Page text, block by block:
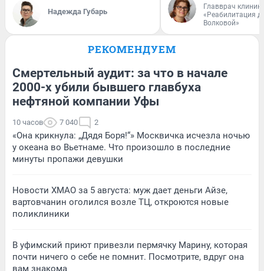
Надежда Губарь
Главврач
«Реабилитация
Волковой»
РЕКОМЕНДУЕМ
Смертельный аудит: за что в начале
2000-х убили бывшего главбуха
нефтяной компании Уфы
10 часов 7 040 2
«Она крикнула: „Дядя Боря!“» Москвичка исчезла ночью
у океана во Вьетнаме. Что произошло в последние
минуты пропажи девушки
Новости ХМАО за 5 августа: муж дает деньги Айзе,
вартовчанин оголился возле ТЦ, откроются новые
поликлиники
В уфимский приют привезли пермячку Марину, которая
почти ничего о себе не помнит. Посмотрите, вдруг она
вам знакома